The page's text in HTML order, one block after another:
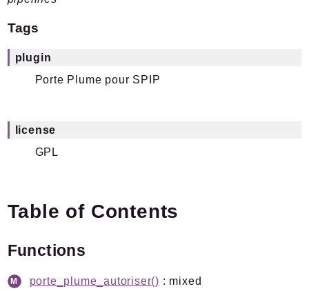
Documentation
Forge
Namespaces
Spip / Plugin
Packages
Actions
BarreOutils
Fonctions
Pipelines
Tags
plugin
Porte Plume pour SPIP
license
GPL
Table of Contents
Functions
porte_plume_autoriser() : mixed